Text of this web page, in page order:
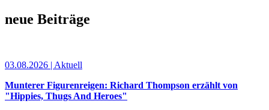
neue Beiträge
03.08.2026 | Aktuell
Munterer Figurenreigen: Richard Thompson erzählt von
"Hippies, Thugs And Heroes"